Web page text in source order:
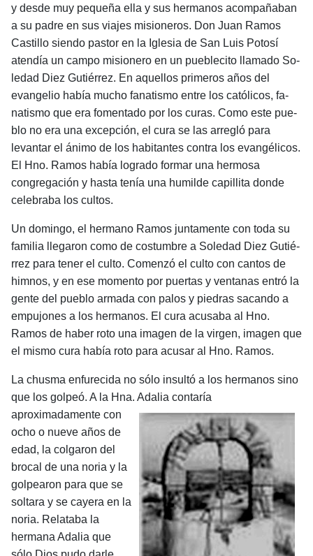
y desde muy pequeña ella y sus hermanos acompaña­ban
a su padre en sus viajes misioneros. Don Juan Ramos
Castillo siendo pastor en la Iglesia de San Luis Potosí
atendía un campo misionero en un pueblecito llamado So­
ledad Diez Gutiérrez. En aquellos primeros años del
evangelio había mucho fanatismo entre los católicos, fa­
natismo que era fomentado por los curas. Como este pue­
blo no era una excepción, el cura se las arregló para
levantar el ánimo de los habitantes contra los evangé­licos.
El Hno. Ramos había logrado formar una hermosa
congregación y hasta tenía una humilde capillita donde
celebraba los cultos.
Un domingo, el hermano Ramos juntamente con toda su
familia llegaron como de costumbre a Soledad Diez Gutié­
rrez para tener el culto. Comenzó el culto con cantos de
himnos, y en ese momento por puertas y ventanas entró la
gente del pueblo armada con palos y piedras sacan­do a
empujones a los hermanos. El cura acusaba al Hno.
Ramos de haber roto una imagen de la virgen, imagen que
el mismo cura había roto para acusar al Hno. Ramos.
La chusma enfurecida no sólo insultó a los hermanos sino
que los golpeó. A la Hna. Adalia contaría
aproximadamente con
ocho o nueve años de
edad, la colgaron del
brocal de una noria y la
golpearon para que se
soltara y se cayera en la
noria. Relataba la
hermana Adalia que